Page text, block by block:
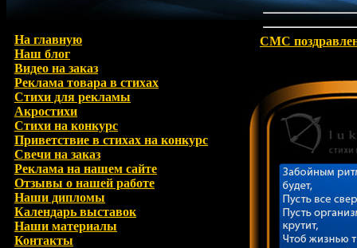
На главную
Наш блог
Видео на заказ
Реклама товара в стихах
Стихи для рекламы
Акростихи
Стихи на конкурс
Приветствие в стихах на конкурс
Свечи на заказ
Реклама на нашем сайте
Отзывы о нашей работе
Наши дипломы
Календарь выставок
Наши материалы
Контакты
СМС